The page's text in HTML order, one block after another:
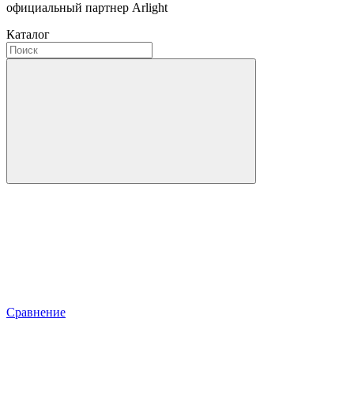
официальный партнер Arlight
Каталог
Сравнение